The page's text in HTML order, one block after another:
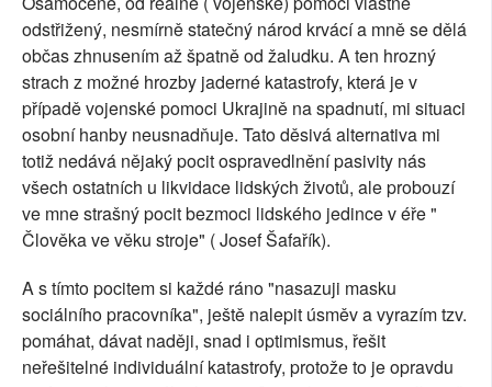
odstřižený, nesmírně statečný národ krvácí a mně se dělá
občas zhnusením až špatně od žaludku. A ten hrozný
strach z možné hrozby jaderné katastrofy, která je v
případě vojenské pomoci Ukrajině na spadnutí, mi situaci
osobní hanby neusnadňuje. Tato děsivá alternativa mi
totiž nedává nějaký pocit ospravedlnění pasivity nás
všech ostatních u likvidace lidských životů, ale probouzí
ve mne strašný pocit bezmoci lidského jedince v éře "
Člověka ve věku stroje" ( Josef Šafařík).
A s tímto pocitem si každé ráno "nasazuji masku
sociálního pracovníka", ještě nalepit úsměv a vyrazím tzv.
pomáhat, dávat naději, snad i optimismus, řešit
neřešitelné individuální katastrofy, protože to je opravdu